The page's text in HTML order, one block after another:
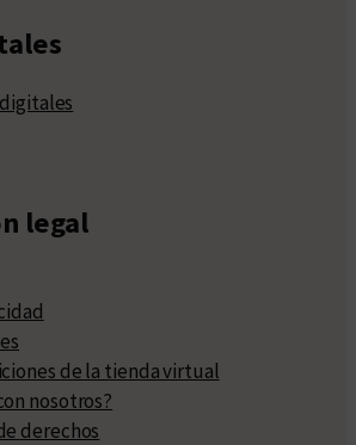
legal
de la tienda virtual
nosotros?
derechos